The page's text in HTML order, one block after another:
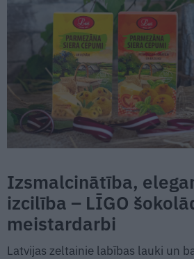
Izsmalcinātība,
izcilība – LĪGO
meistardarbi
Latvijas zeltainie labības lauki un